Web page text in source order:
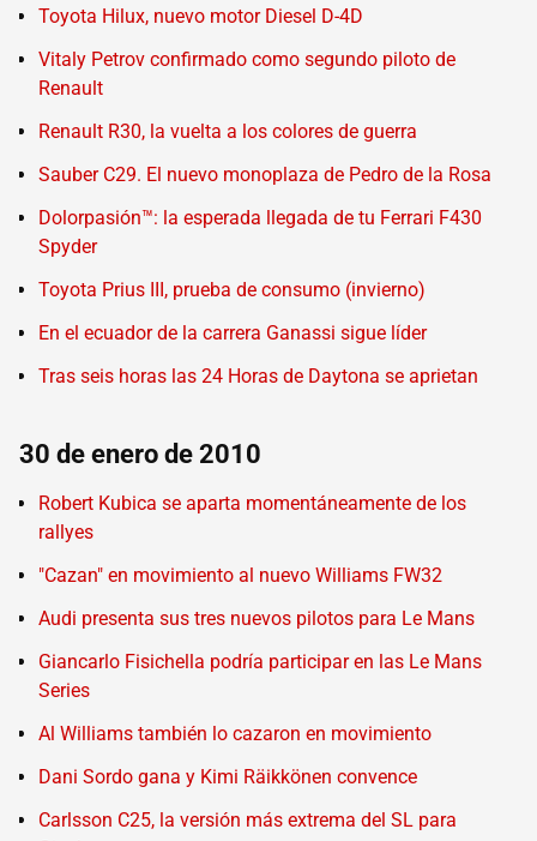
Toyota Hilux, nuevo motor Diesel D-4D
Vitaly Petrov confirmado como segundo piloto de
Renault
Renault R30, la vuelta a los colores de guerra
Sauber C29. El nuevo monoplaza de Pedro de la Rosa
Dolorpasión™: la esperada llegada de tu Ferrari F430
Spyder
Toyota Prius III, prueba de consumo (invierno)
En el ecuador de la carrera Ganassi sigue líder
Tras seis horas las 24 Horas de Daytona se aprietan
30 de enero de 2010
Robert Kubica se aparta momentáneamente de los
rallyes
"Cazan" en movimiento al nuevo Williams FW32
Audi presenta sus tres nuevos pilotos para Le Mans
Giancarlo Fisichella podría participar en las Le Mans
Series
Al Williams también lo cazaron en movimiento
Dani Sordo gana y Kimi Räikkönen convence
Carlsson C25, la versión más extrema del SL para